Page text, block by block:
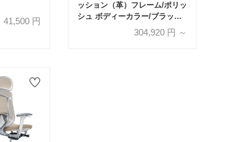
41,500 円
ッション（革）フレーム/ポリッ
シュ ボディーカラー/ブラック
大型ヘッドレスト 張地全3色 ラ
ンバーサポート有・無【受注生
304,920 円 ～